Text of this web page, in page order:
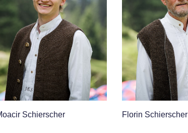
Schierscher Florin Schierscher